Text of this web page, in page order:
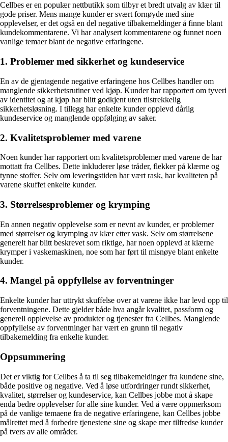
Cellbes er en populær nettbutikk som tilbyr et bredt utvalg av klær til
gode priser. Mens mange kunder er svært fornøyde med sine
opplevelser, er det også en del negative tilbakemeldinger å finne blant
kundekommentarene. Vi har analysert kommentarene og funnet noen
vanlige temaer blant de negative erfaringene.
1. Problemer med sikkerhet og kundeservice
En av de gjentagende negative erfaringene hos Cellbes handler om
manglende sikkerhetsrutiner ved kjøp. Kunder har rapportert om tyveri
av identitet og at kjøp har blitt godkjent uten tilstrekkelig
sikkerhetsløsning. I tillegg har enkelte kunder opplevd dårlig
kundeservice og manglende oppfølging av saker.
2. Kvalitetsproblemer med varene
Noen kunder har rapportert om kvalitetsproblemer med varene de har
mottatt fra Cellbes. Dette inkluderer løse tråder, flekker på klærne og
tynne stoffer. Selv om leveringstiden har vært rask, har kvaliteten på
varene skuffet enkelte kunder.
3. Størrelsesproblemer og krymping
En annen negativ opplevelse som er nevnt av kunder, er problemer
med størrelser og krymping av klær etter vask. Selv om størrelsene
generelt har blitt beskrevet som riktige, har noen opplevd at klærne
krymper i vaskemaskinen, noe som har ført til misnøye blant enkelte
kunder.
4. Mangel på oppfyllelse av forventninger
Enkelte kunder har uttrykt skuffelse over at varene ikke har levd opp til
forventningene. Dette gjelder både hva angår kvalitet, passform og
generell opplevelse av produkter og tjenester fra Cellbes. Manglende
oppfyllelse av forventninger har vært en grunn til negativ
tilbakemelding fra enkelte kunder.
Oppsummering
Det er viktig for Cellbes å ta til seg tilbakemeldinger fra kundene sine,
både positive og negative. Ved å løse utfordringer rundt sikkerhet,
kvalitet, størrelser og kundeservice, kan Cellbes jobbe mot å skape
enda bedre opplevelser for alle sine kunder. Ved å være oppmerksom
på de vanlige temaene fra de negative erfaringene, kan Cellbes jobbe
målrettet med å forbedre tjenestene sine og skape mer tilfredse kunder
på tvers av alle områder.